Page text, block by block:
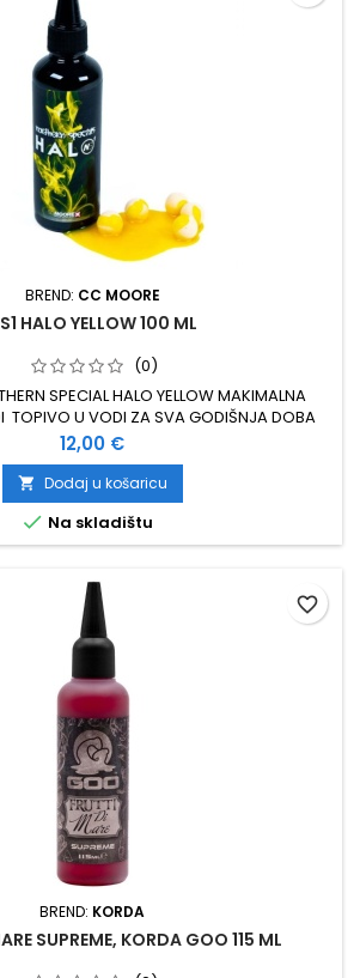
BREND: CC MOORE
HALO YELLOW 100 ML
(0)
SPECIAL HALO YELLOW MAKIMALNA
TOPIVO U VODI ZA SVA GODIŠNJA DOBA
100 ML
Cijena
12,00 €
 Dodaj u košaricu
 Na skladištu
BREND: KORDA
SUPREME, KORDA GOO 115 ML
favorite_border